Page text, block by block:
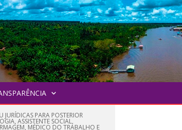
PARA POSTERIOR
ASSISTENTE SOCIAL,
MÉDICO DO TRABALHO E